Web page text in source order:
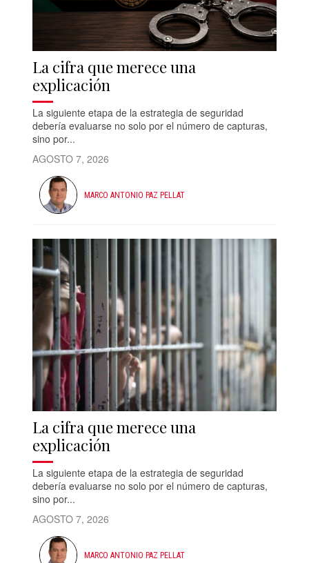
La cifra que merece una
explicación
La siguiente etapa de la estrategia de seguridad
debería evaluarse no solo por el número de capturas,
sino por...
AGOSTO 7, 2026
MARCO ANTONIO PAZ PELLAT
La cifra que merece una
explicación
La siguiente etapa de la estrategia de seguridad
debería evaluarse no solo por el número de capturas,
sino por...
AGOSTO 7, 2026
MARCO ANTONIO PAZ PELLAT